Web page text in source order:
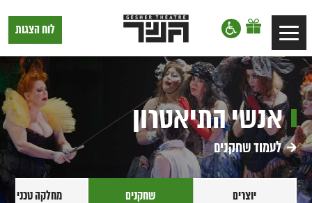
דלג לסרגל הניווט
דלג לתוכן
Toggle
navigation
תיאטרון
גשר,
בתל
אביב
לוח הצגות
אנשי התיאטרון
לעמוד שחקנים
יוצרים שחקנים מחלקה טכנית